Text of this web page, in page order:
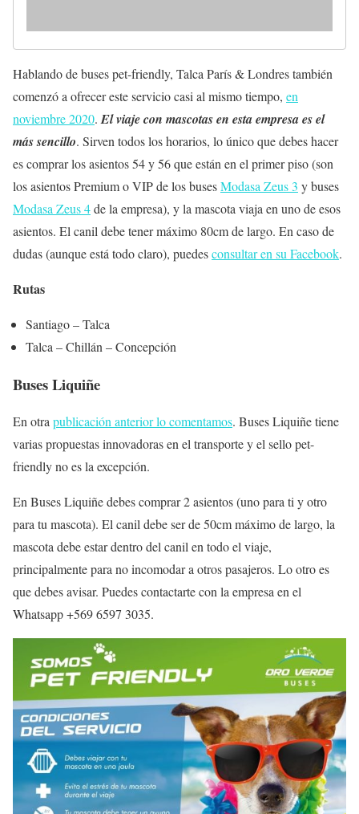
Hablando de buses pet-friendly, Talca París & Londres también
comenzó a ofrecer este servicio casi al mismo tiempo, en
noviembre 2020. El viaje con mascotas en esta empresa es el
más sencillo. Sirven todos los horarios, lo único que debes hacer
es comprar los asientos 54 y 56 que están en el primer piso (son
los asientos Premium o VIP de los busesModasa Zeus 3 y buses
Modasa Zeus 4de la empresa), y la mascota viaja en uno de esos
asientos. El canil debe tener máximo 80cm de largo. En caso de
dudas (aunque está todo claro), puedesconsultar en su Facebook.
Rutas
Santiago – Talca
Talca – Chillán – Concepción
Buses Liquiñe
En otrapublicación anterior lo comentamos. Buses Liquiñe tiene
varias propuestas innovadoras en el transporte y el sello pet-
friendly no es la excepción.
En Buses Liquiñe debes comprar 2 asientos (uno para ti y otro
para tu mascota). El canil debe ser de 50cm máximo de largo, la
mascota debe estar dentro del canil en todo el viaje,
principalmente para no incomodar a otros pasajeros. Lo otro es
que debes avisar. Puedes contactarte con la empresa en el
Whatsapp +569 6597 3035.